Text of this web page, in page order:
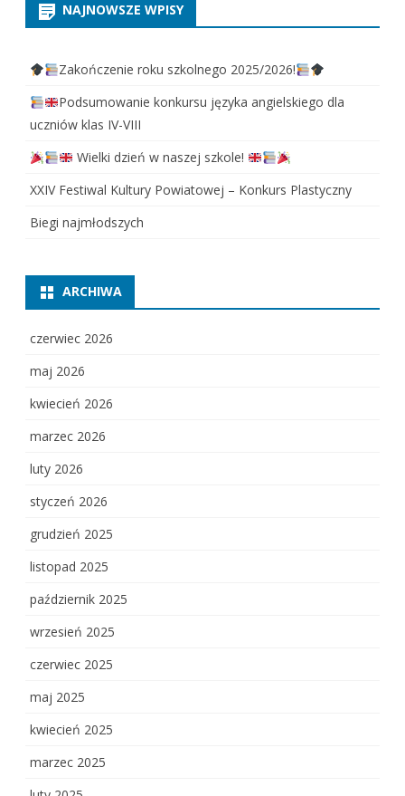
NAJNOWSZE WPISY
Zakończenie roku szkolnego 2025/2026!
Podsumowanie konkursu języka angielskiego dla
uczniów klas IV-VIII
Wielki dzień w naszej szkole!
XXIV Festiwal Kultury Powiatowej – Konkurs Plastyczny
Biegi najmłodszych
ARCHIWA
czerwiec 2026
maj 2026
kwiecień 2026
marzec 2026
luty 2026
styczeń 2026
grudzień 2025
listopad 2025
październik 2025
wrzesień 2025
czerwiec 2025
maj 2025
kwiecień 2025
marzec 2025